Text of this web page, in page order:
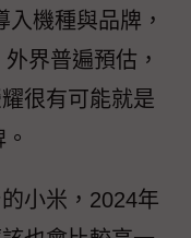
機種與品牌，
界普遍預估，
很有可能就是
小米，2024年